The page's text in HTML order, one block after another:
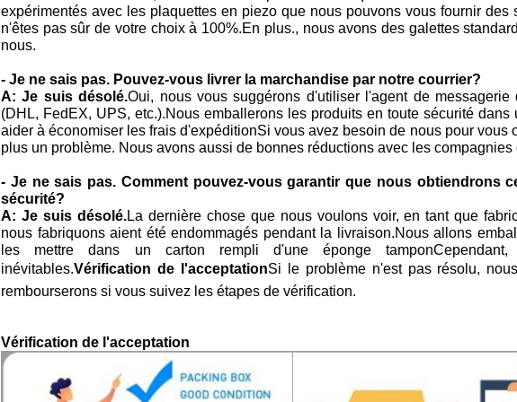
expérimentés avec les plaquettes en piezo que nous pouvons vous fournir des
n'êtes pas sûr de votre choix à 100%.En plus., nous avons des galettes
nous.
- Je ne sais pas. Pouvez-vous livrer la marchandise par notre courrier?
A: Je suis désolé.Oui, nous vous suggérons d'utiliser l'agent de
(DHL, FedEX, UPS, etc.).Nous emballerons les produits en toute sécurité
aider à économiser les frais d'expéditionSi vous avez besoin de nous pour vous
plus un problème. Nous avons aussi de bonnes réductions avec les
- Je ne sais pas. Comment pouvez-vous garantir que nous obtiendrons
sécurité?
A: Je suis désolé.La dernière chose que nous voulons voir, en tant que
nous fabriquons aient été endommagés pendant la livraison.Nous allons
les mettre dans un carton rempli d'une éponge
inévitables.Vérification de l'acceptationSi le problème n'est pas résolu,
rembourserons si vous suivez les étapes de vérification.
Vérification de l'acceptation